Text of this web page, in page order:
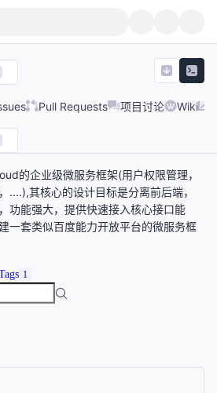
Pull Requests 项目讨论 Wiki
的企业级微服务框架(用户权限管理，
....),其核心的设计目标是分离前后端，
功能强大，提供快速接入核心接口能
一套类似百度能力开放平台的微服务框
1